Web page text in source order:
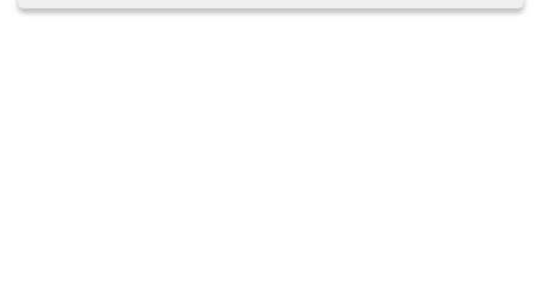
adaptivní světlomety, adaptivní regulace podvozku,